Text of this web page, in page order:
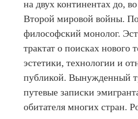
на двух континентах до,
Второй мировой войны.
философский монолог.
трактат о поисках нового
эстетики, технологии и
публикой. Вынужденный
путевые записки
обитателя многих стран.